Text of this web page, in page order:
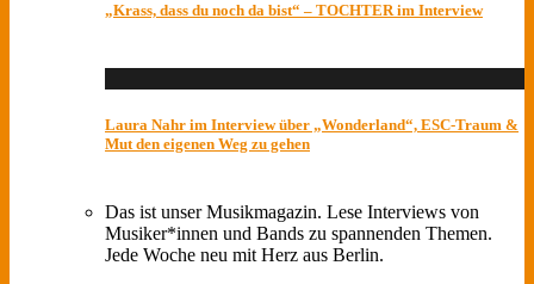
„Krass, dass du noch da bist“ – TOCHTER im Interview
Laura Nahr im Interview über „Wonderland“, ESC-Traum &
Mut den eigenen Weg zu gehen
Das ist unser Musikmagazin. Lese Interviews von
Musiker*innen und Bands zu spannenden Themen.
Jede Woche neu mit Herz aus Berlin.